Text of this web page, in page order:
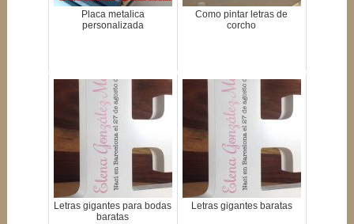
Placa metalica
personalizada
Como pintar letras de
corcho
Letras gigantes para bodas
baratas
Letras gigantes baratas